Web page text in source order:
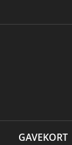
GAVEKORT